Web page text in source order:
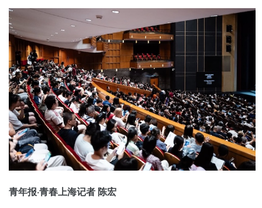
青年报·青春上海记者 陈宏